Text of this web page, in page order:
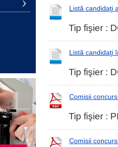
Listă candidaţi
Tip fişier :
Listă candidaţi
Tip fişier :
Comisii
Tip fişier :
Comisii